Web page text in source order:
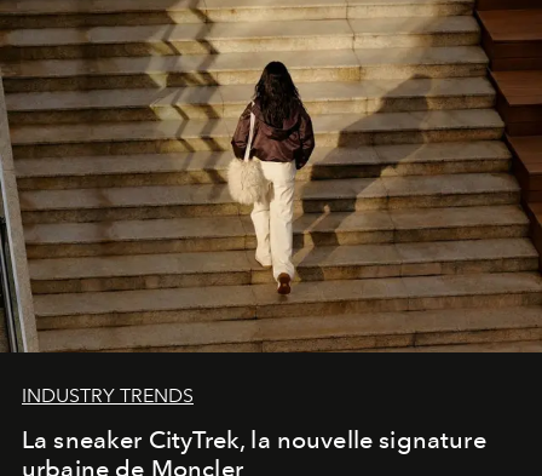
INDUSTRY TRENDS
La sneaker CityTrek, la nouvelle signature
urbaine de Moncler